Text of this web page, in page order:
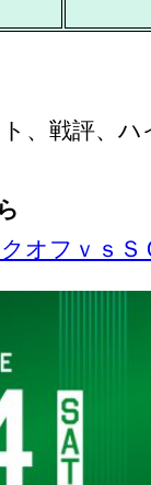
、戦評、
オフｖｓＳ